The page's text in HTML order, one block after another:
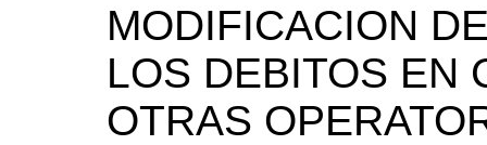
MODIFICACION
LOS DEBITOS EN
OTRAS